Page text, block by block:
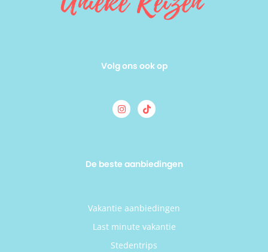
Volg ons ook op
De beste aanbiedingen
Vakantie aanbiedingen
Last minute vakantie
Stedentrips